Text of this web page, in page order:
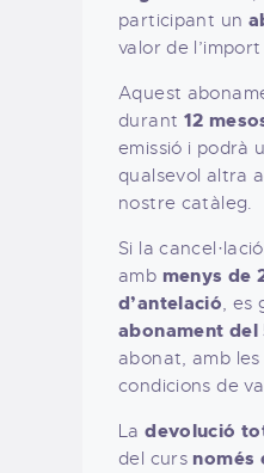
participant un
valor de
Aquest
durant 12
emissió i podrà
qualsevol altra
nostre catàleg.
Si la
amb menys de
d’antelació, es
abonament del
abonat, amb
condicions de
Ladevolució
del cursnomés